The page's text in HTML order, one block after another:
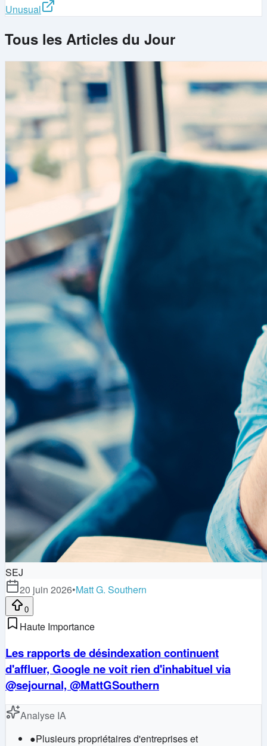
Unusual
Tous les Articles du Jour
SEJ
20 juin 2026•Matt G. Southern
0
Haute Importance
Les rapports de désindexation continuent
d'affluer, Google ne voit rien d'inhabituel via
@sejournal, @MattGSouthern
Analyse IA
●Plusieurs propriétaires d'entreprises et